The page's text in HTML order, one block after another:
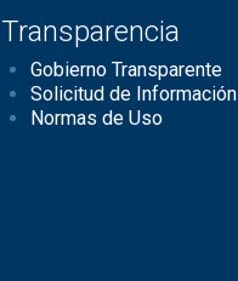
Transparencia
Gobierno Transparente
Solicitud de Información
Normas de Uso